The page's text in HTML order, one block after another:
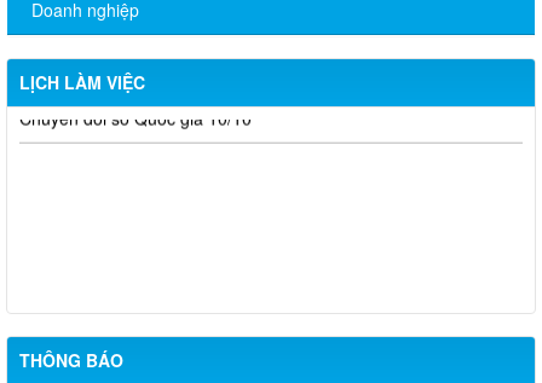
Doanh nghiệp
LỊCH LÀM VIỆC
Tài liệu ngày hội đổi mới sáng tạo quốc gia 01/10 và ngày
Chuyển đổi số Quốc gia 10/10
THÔNG BÁO
LỊCH LÀM VIỆC CỦA THƯỜNG TRỰC HĐND, UBND XÃ Tuần
thứ 35 (Từ ngày 25/8/2025 đến ngày 31/8/2025)